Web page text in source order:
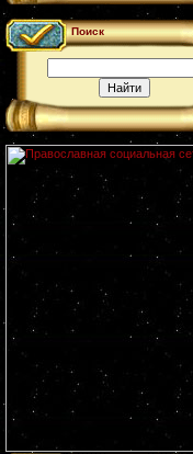
Поиск